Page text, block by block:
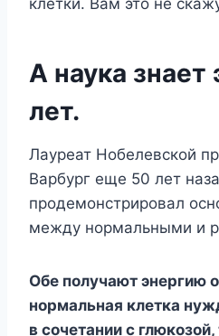
клетки. Вам это не
А наука знает
лет.
Лауреат Нобелевской
Варбург еще 50 лет
продемонстрировал
между нормальными и
Обе получают энергию
нормальная клетка
в сочетании с